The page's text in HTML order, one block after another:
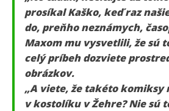
prosíkal Kaško, keď raz
do, preňho neznámych,
Maxom mu vysvetlili, že sú
celý príbeh dozviete
obrázkov.
„A viete, že takéto komiksy
v kostolíku v Žehre? Nie sú